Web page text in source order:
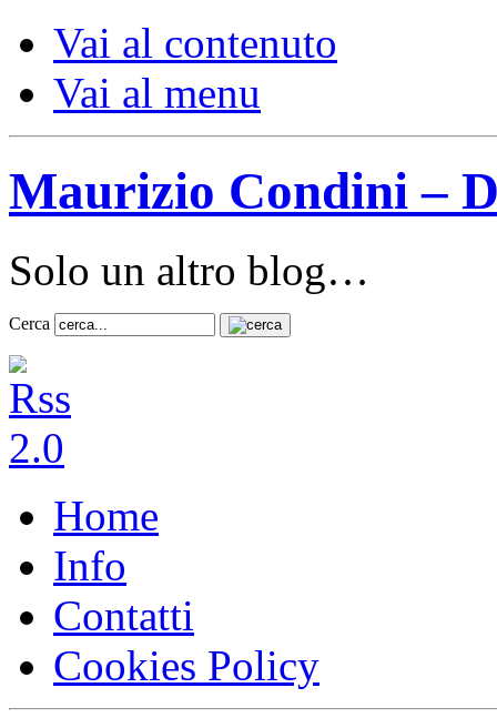
Vai al contenuto
Vai al menu
Maurizio Condini –
Solo un altro blog…
Cerca
Home
Info
Contatti
Cookies Policy